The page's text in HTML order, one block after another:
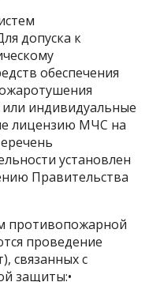
допуска к
обеспечения
индивидуальные
лицензию МЧС на
установлен
Правительства
противопожарной
проведение
связанных с
защиты:•